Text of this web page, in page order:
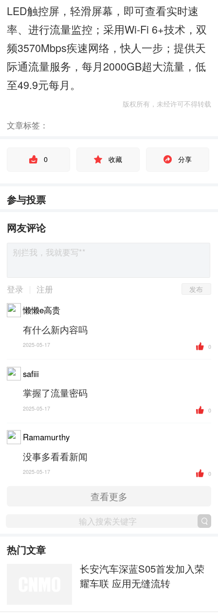
LED触控屏，轻滑屏幕，即可查看实时速
率、进行流量监控；采用Wi-Fi 6+技术，双
频3570Mbps疾速网络，快人一步；提供天
际通流量服务，每月2000GB超大流量，低
至49.9元每月。
版权所有，未经许可不得转载
文章标签：
0 收藏 分享
参与投票
网友评论
登录 注册 发布
懒懒e高贵
有什么新内容吗
2025-05-17 0
safiii
掌握了流量密码
2025-05-17 0
Ramamurthy
没事多看看新闻
2025-05-17 0
查看更多
热门文章
长安汽车深蓝S05首发加入荣
耀车联 应用无缝流转